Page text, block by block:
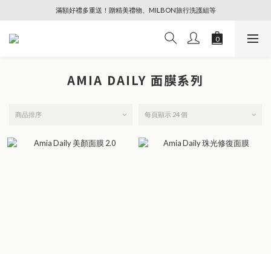
🔥88節專屬奢寵、全館限時優惠【點擊查看】
滿額好禮多重送！贈精美禮物、MILBON旅行洗護組等
🔥88節專屬奢寵、全館限時優惠【點擊查看】
AMIA DAILY 面膜系列
商品排序 每頁顯示 24 個